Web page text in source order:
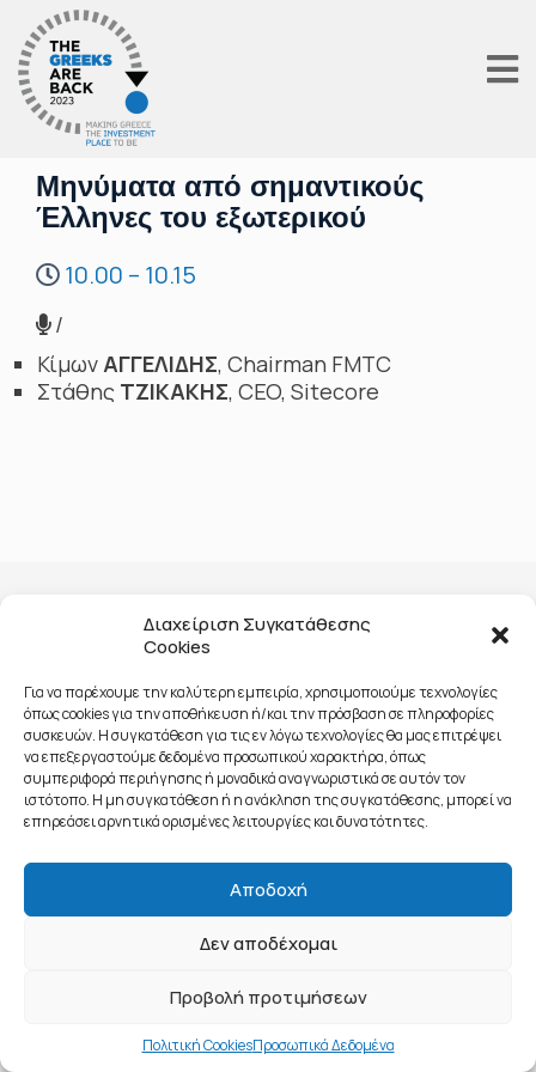
Διαχείριση Συγκατάθεσης
Cookies
Για να παρέχουμε την καλύτερη εμπειρία, χρησιμοποιούμε τεχνολογίες
όπως cookies για την αποθήκευση ή/και την πρόσβαση σε πληροφορίες
συσκευών. Η συγκατάθεση για τις εν λόγω τεχνολογίες θα μας επιτρέψει
να επεξεργαστούμε δεδομένα προσωπικού χαρακτήρα, όπως
συμπεριφορά περιήγησης ή μοναδικά αναγνωριστικά σε αυτόν τον
ιστότοπο. Η μη συγκατάθεση ή η ανάκληση της συγκατάθεσης, μπορεί να
επηρεάσει αρνητικά ορισμένες λειτουργίες και δυνατότητες.
Αποδοχή
Δεν αποδέχομαι
Προβολή προτιμήσεων
Πολιτική CookiesΠροσωπικά Δεδομένα
Μηνύματα από σημαντικούς
Έλληνες του εξωτερικού
10.00 – 10.15
/
ΚίμωνΑΓΓΕΛΙΔΗΣ, Chairman FMTC
Στάθης ΤΖΙΚΑΚΗΣ, CEO, Sitecore
© 2020 All Rights Reserved - Public Affairs & Networks - Αριθμός
ΓΕΜΗ: 143591701000
Όροι χρήσης και πνευματικά δικαιώματα||Προσωπικά δεδομένα
Επικοινωνία